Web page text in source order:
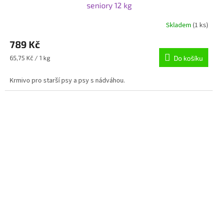
seniory 12 kg
Skladem (1 ks)
789 Kč
Měrná
65,75 Kč / 1 kg Do košíku
Krmivo pro starší psy a psy s nádváhou.